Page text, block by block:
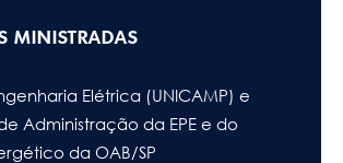
MINISTRADAS
Elétrica (UNICAMP) e
Administração da EPE e do
da OAB/SP